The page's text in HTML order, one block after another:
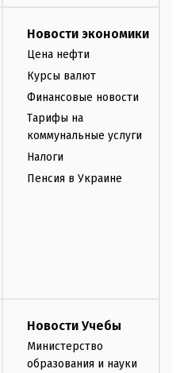
Новости экономики
Цена нефти
Курсы валют
Финансовые новости
Тарифы на
коммунальные услуги
Налоги
Пенсия в Украине
Новости Учебы
Министерство
образования и науки